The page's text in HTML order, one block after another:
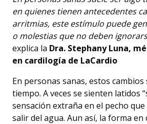
en quienes tienen antecedentes
arritmias, este estímulo puede
o molestias que no deben
explica la Dra. Stephany Luna,
en cardilogía de LaCardio
En personas sanas, estos
tiempo. A veces se sienten latidos
sensación extraña en el pecho que
salir del agua. Aun así, la forma en